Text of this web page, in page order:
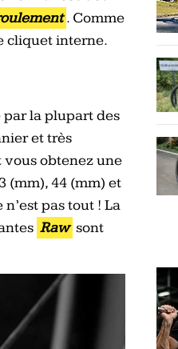
. Comme
cliquet interne.
la plupart des
et très
obtenez une
(mm), 44 (mm) et
pas tout ! La
Raw sont